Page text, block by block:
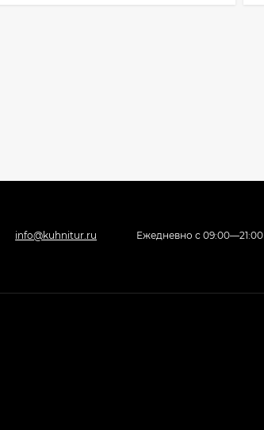
info@kuhnitur.ru Ежедневно с 09:00—21:00